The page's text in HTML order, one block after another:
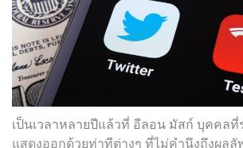
เป็นเวลาหลายปีแล้วที่ อีลอน มัสก์ บุคคล
แสดงออกด้วยท่าทีต่างๆ ที่ไม่คำนึงถึงผลลั